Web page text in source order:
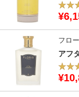
フロ
アフ